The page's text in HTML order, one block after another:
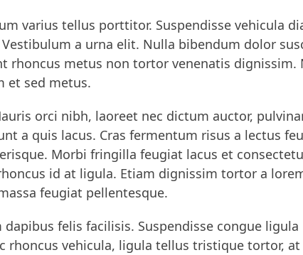
varius tellus porttitor. Suspendisse vehicula
a urna elit. Nulla bibendum dolor
rhoncus metus non tortor venenatis dignissim.
et sed metus.
orci nibh, laoreet nec dictum auctor,
a quis lacus. Cras fermentum risus a lectus
Morbi fringilla feugiat lacus et
id at ligula. Etiam dignissim tortor a
feugiat pellentesque.
felis facilisis. Suspendisse congue ligula
vehicula, ligula tellus tristique tortor,